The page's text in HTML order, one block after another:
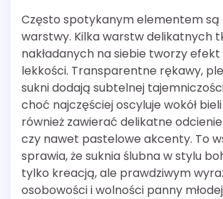
Często spotykanym elementem są
warstwy. Kilka warstw delikatnych
nakładanych na siebie tworzy efekt
lekkości. Transparentne rękawy,
sukni dodają subtelnej
choć najczęściej oscyluje wokół
również zawierać delikatne
czy nawet pastelowe akcenty. To
sprawia, że suknia ślubna w stylu
tylko kreacją, ale prawdziwym
osobowości i wolności panny